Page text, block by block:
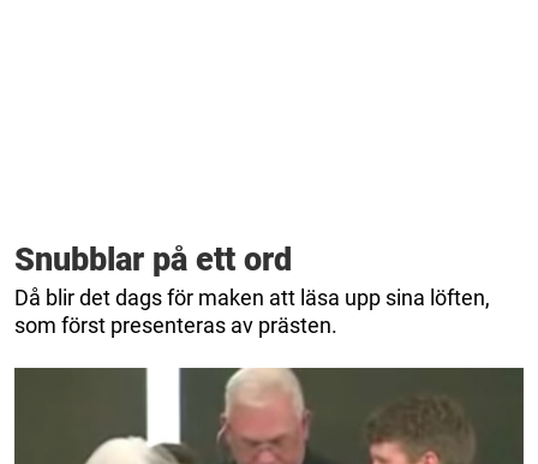
Snubblar på ett ord
Då blir det dags för maken att läsa upp sina löften,
som först presenteras av prästen.